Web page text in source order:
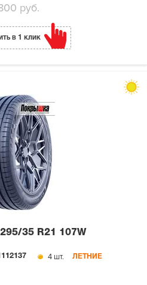
руб.
в 1 клик
295/35 R21 107W
4 шт. ЛЕТНИЕ